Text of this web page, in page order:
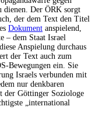
Der ÖRK sorgt
der dem Text den Titel
Dokument anspielend,
– dem Staat Israel
Anspielung durchaus
der Text auch zum
Bewegungen ein. Sie
Israels verbunden mit
nur denkbaren
der Göttinger Soziologe
„international